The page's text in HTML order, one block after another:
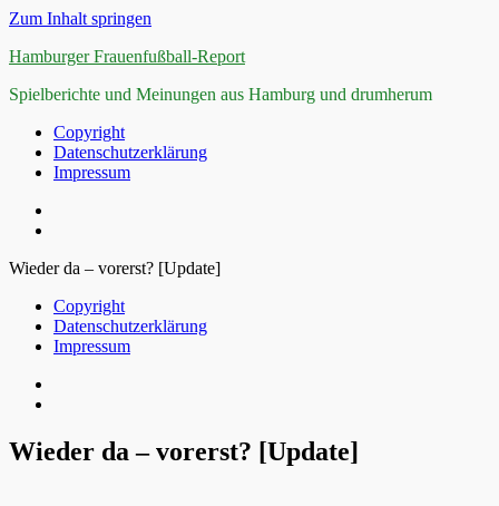
Zum Inhalt springen
Hamburger Frauenfußball-Report
Spielberichte und Meinungen aus Hamburg und drumherum
Copyright
Datenschutzerklärung
Impressum
Wieder da – vorerst? [Update]
Copyright
Datenschutzerklärung
Impressum
Wieder da – vorerst? [Update]